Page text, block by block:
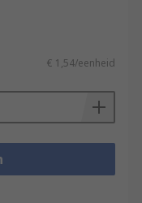
€ 1,54/eenheid